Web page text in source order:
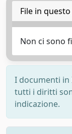
File in
Non ci sono
I documenti in
tutti i diritti
indicazione.